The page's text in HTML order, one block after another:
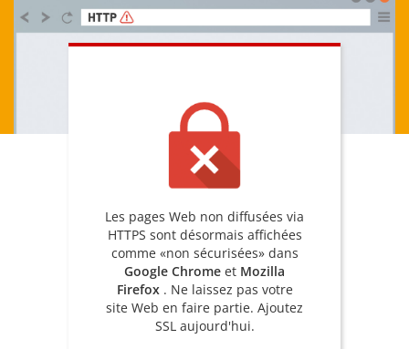
Les pages Web non diffusées via
HTTPS sont désormais affichées
comme «non sécurisées» dans
Google Chrome et Mozilla
Firefox . Ne laissez pas votre
site Web en faire partie. Ajoutez
SSL aujourd'hui.